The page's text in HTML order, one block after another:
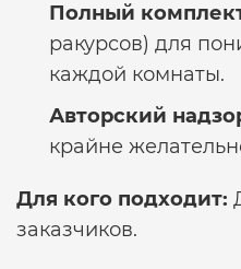
Полный
ракурсов) для
каждой комнаты.
Авторский
крайне
Для кого подходит:
заказчиков.